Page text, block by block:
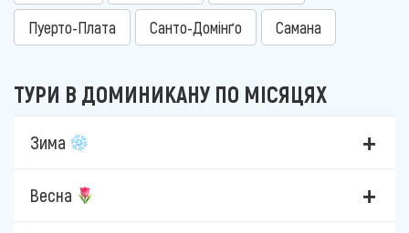
Пуерто-Плата Санто-Домінґо Самана
ТУРИ В ДОМИНИКАНУ ПО МІСЯЦЯХ
Зима
Весна